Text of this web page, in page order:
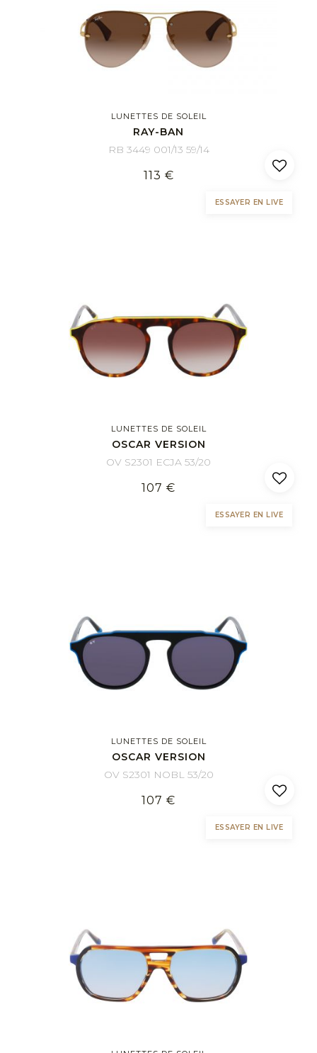
LUNETTES DE SOLEIL
RAY-BAN
RB 3449 001/13 59/14
113 €
ESSAYER EN LIVE
LUNETTES DE SOLEIL
OSCAR VERSION
OV S2301 ECJA 53/20
107 €
ESSAYER EN LIVE
LUNETTES DE SOLEIL
OSCAR VERSION
OV S2301 NOBL 53/20
107 €
ESSAYER EN LIVE